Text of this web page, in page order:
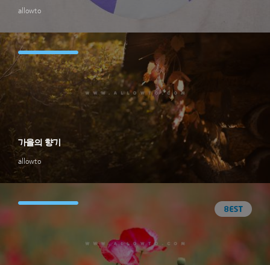
allowto
allowto
가을의 향기